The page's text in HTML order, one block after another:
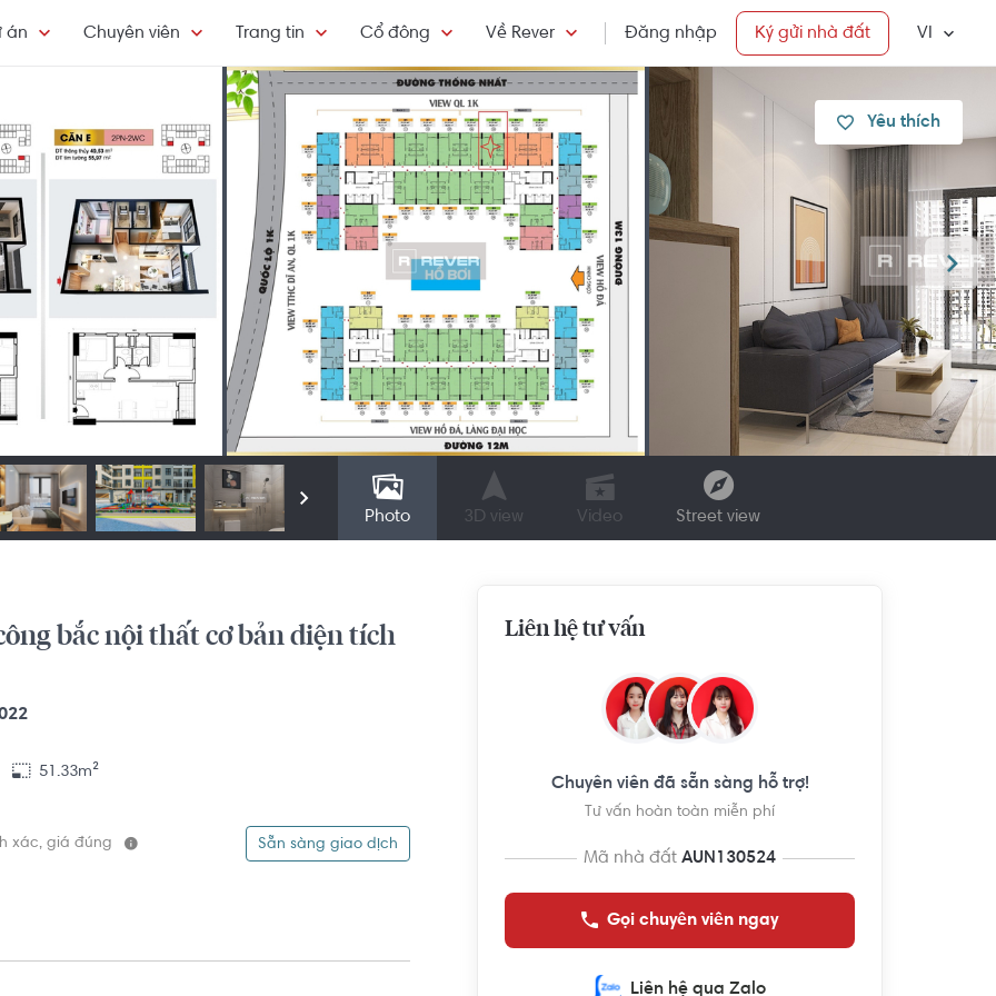
án Chuyên viên Trang tin Cổ đông Về Rever Đăng nhập Ký gửi nhà đất VI
Yêu thích
Photo 3D view Video Street view
bắc nội thất cơ bản diện tích
51.33m²
xác, giá đúng Sẵn sàng giao dịch
Liên hệ tư vấn
Chuyên viên đã sẵn sàng hỗ trợ!
Tư vấn hoàn toàn miễn phí
Mã nhà đất AUN130524
Gọi chuyên viên ngay
Liên hệ qua Zalo